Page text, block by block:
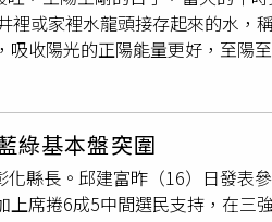
，難怪鄉民那麼討厭他」、「
． 餵食出大包／獨家！被餵食
鬼也會去找你． 倒數7天充公
樹、艾草…）樹葉沾「午時水
，最後灑淨至門口，如同將髒
午11點至13點沾「午時水」，
的地方，像是醫院、殯儀館、
點至13點一碗「午時水」加菖蒲
熱開水。），用攝氏40度左右的
覺運勢差或時運低迷的人，可以
生氣，給自己的運勢增加一些
或家裡水龍頭接存起來的水，
收陽光的正陽能量更好，至陽
是至今仍沒
凶的效用會更好！2026年丙午年
匯聚（或三火疊加），年月日時
時」子為水，午為火，為「水火
純陽水」，對於驅邪、避凶、
接存起來，下一次就要等到60
綠基本盤突圍
縣長。邱建富昨（16）日發表
席捲6成5中間選民支持，在三